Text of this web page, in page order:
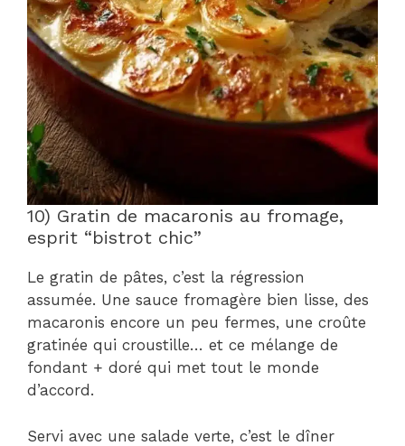
10) Gratin de macaronis au fromage,
esprit “bistrot chic”
Le gratin de pâtes, c’est la régression
assumée. Une sauce fromagère bien lisse, des
macaronis encore un peu fermes, une croûte
gratinée qui croustille… et ce mélange de
fondant + doré qui met tout le monde
d’accord.
Servi avec une salade verte, c’est le dîner